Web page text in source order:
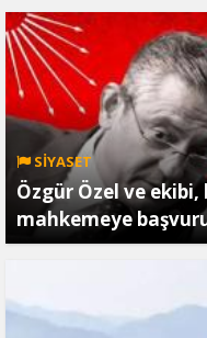
SİYASET
Özgür Özel ve
mahkemeye